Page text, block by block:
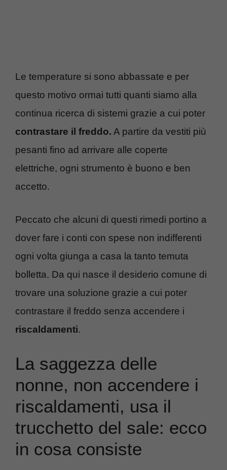
Le temperature si sono abbassate e per
questo motivo ormai tutti quanti siamo alla
continua ricerca di sistemi grazie a cui poter
contrastare il freddo. A partire da vestiti più
pesanti fino ad arrivare alle coperte
elettriche, ogni strumento è buono e ben
accetto.
Peccato che alcuni di questi rimedi portino a
dover fare i conti con spese non indifferenti
ogni volta giunga a casa la tanto temuta
bolletta. Da qui nasce il desiderio comune di
trovare una soluzione grazie a cui poter
contrastare il freddo senza accendere i
riscaldamenti.
La saggezza delle
nonne, non accendere i
riscaldamenti, usa il
trucchetto del sale: ecco
in cosa consiste